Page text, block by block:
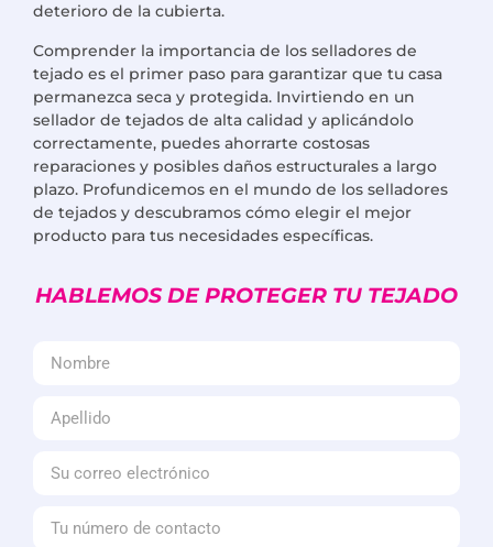
deterioro de la cubierta.
Comprender la importancia de los selladores de
tejado es el primer paso para garantizar que tu casa
permanezca seca y protegida. Invirtiendo en un
sellador de tejados de alta calidad y aplicándolo
correctamente, puedes ahorrarte costosas
reparaciones y posibles daños estructurales a largo
plazo. Profundicemos en el mundo de los selladores
de tejados y descubramos cómo elegir el mejor
producto para tus necesidades específicas.
HABLEMOS DE PROTEGER TU TEJADO